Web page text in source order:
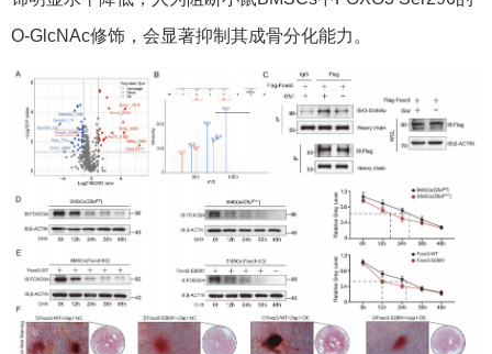
O-GlcNAc修饰，会显著抑制其成骨分化能力。